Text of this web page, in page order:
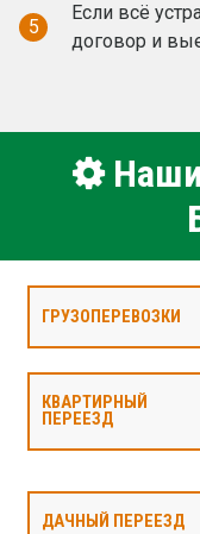
5
Если всё
договор и
Наши
ГРУЗОПЕРЕВОЗКИ
КВАРТИРНЫЙ
ПЕРЕЕЗД
ДАЧНЫЙ ПЕРЕЕЗД